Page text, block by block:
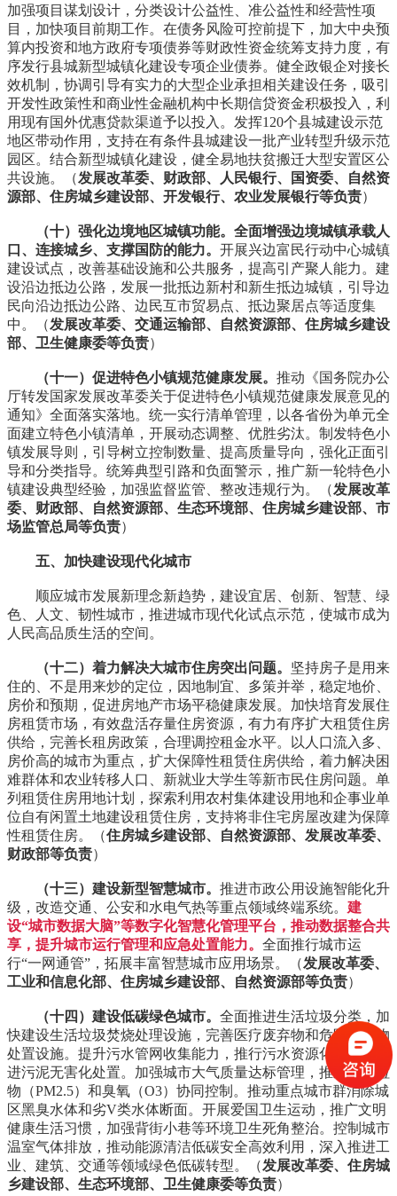
加强项目谋划设计，分类设计公益性、准公益性和经营性项
目，加快项目前期工作。在债务风险可控前提下，加大中央预
算内投资和地方政府专项债券等财政性资金统筹支持力度，有
序发行县城新型城镇化建设专项企业债券。健全政银企对接长
效机制，协调引导有实力的大型企业承担相关建设任务，吸引
开发性政策性和商业性金融机构中长期信贷资金积极投入，利
用现有国外优惠贷款渠道予以投入。发挥120个县城建设示范
地区带动作用，支持在有条件县城建设一批产业转型升级示范
园区。结合新型城镇化建设，健全易地扶贫搬迁大型安置区公
共设施。（发展改革委、财政部、人民银行、国资委、自然资
源部、住房城乡建设部、开发银行、农业发展银行等负责）
（十）强化边境地区城镇功能。全面增强边境城镇承载人
口、连接城乡、支撑国防的能力。 开展兴边富民行动中心城镇
建设试点，改善基础设施和公共服务，提高引产聚人能力。建
设沿边抵边公路，发展一批抵边新村和新生抵边城镇，引导边
民向沿边抵边公路、边民互市贸易点、抵边聚居点等适度集
中。（发展改革委、交通运输部、自然资源部、住房城乡建设
部、卫生健康委等负责）
（十一）促进特色小镇规范健康发展。 推动《国务院办公
厅转发国家发展改革委关于促进特色小镇规范健康发展意见的
通知》全面落实落地。统一实行清单管理，以各省份为单元全
面建立特色小镇清单，开展动态调整、优胜劣汰。制发特色小
镇发展导则，引导树立控制数量、提高质量导向，强化正面引
导和分类指导。统筹典型引路和负面警示，推广新一轮特色小
镇建设典型经验，加强监督监管、整改违规行为。（发展改革
委、财政部、自然资源部、生态环境部、住房城乡建设部、市
场监管总局等负责）
五、加快建设现代化城市
顺应城市发展新理念新趋势，建设宜居、创新、智慧、绿
色、人文、韧性城市，推进城市现代化试点示范，使城市成为
人民高品质生活的空间。
（十二）着力解决大城市住房突出问题。 坚持房子是用来
住的、不是用来炒的定位，因地制宜、多策并举，稳定地价、
房价和预期，促进房地产市场平稳健康发展。加快培育发展住
房租赁市场，有效盘活存量住房资源，有力有序扩大租赁住房
供给，完善长租房政策，合理调控租金水平。以人口流入多、
房价高的城市为重点，扩大保障性租赁住房供给，着力解决困
难群体和农业转移人口、新就业大学生等新市民住房问题。单
列租赁住房用地计划，探索利用农村集体建设用地和企事业单
位自有闲置土地建设租赁住房，支持将非住宅房屋改建为保障
性租赁住房。（住房城乡建设部、自然资源部、发展改革委、
财政部等负责）
（十三）建设新型智慧城市。 推进市政公用设施智能化升
级，改造交通、公安和水电气热等重点领域终端系统。 建
设“城市数据大脑”等数字化智慧化管理平台，推动数据整合共
享，提升城市运行管理和应急处置能力。 全面推行城市运
行“一网通管”，拓展丰富智慧城市应用场景。（发展改革委、
工业和信息化部、住房城乡建设部、自然资源部等负责）
（十四）建设低碳绿色城市。 全面推进生活垃圾分类，加
快建设生活垃圾焚烧处理设施，完善医疗废弃物和危险废弃物
处置设施。提升污水管网收集能力，推行污水资源化利用，推
进污泥无害化处置。加强城市大气质量达标管理，推进细颗粒
物（PM2.5）和臭氧（O3）协同控制。推动重点城市群消除城
区黑臭水体和劣V类水体断面。开展爱国卫生运动，推广文明
健康生活习惯，加强背街小巷等环境卫生死角整治。控制城市
温室气体排放，推动能源清洁低碳安全高效利用，深入推进工
业、建筑、交通等领域绿色低碳转型。（发展改革委、住房城
乡建设部、生态环境部、卫生健康委等负责）